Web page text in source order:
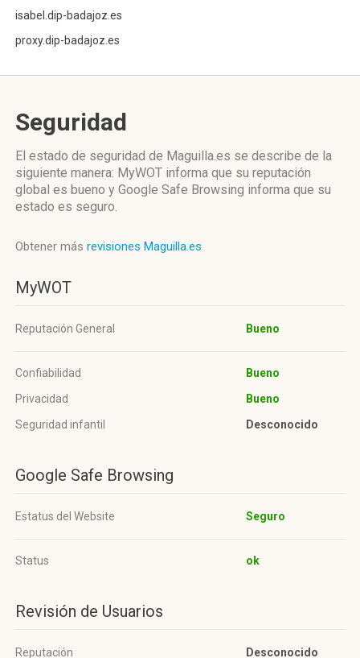
isabel.dip-badajoz.es
proxy.dip-badajoz.es
Seguridad
El estado de seguridad de Maguilla.es se describe de la
siguiente manera: MyWOT informa que su reputación
global es bueno y Google Safe Browsing informa que su
estado es seguro.
Obtener más revisiones Maguilla.es
MyWOT
Reputación General Bueno
Confiabilidad
Bueno
Privacidad
Bueno
Seguridad infantil
Desconocido
Google Safe Browsing
Estatus del Website Seguro
Status ok
Revisión de Usuarios
Reputación Desconocido